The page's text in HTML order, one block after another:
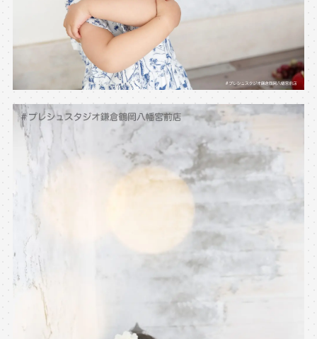
※上記アドレスは総合窓口となります
[営業時間] 9:00～17:00
[定休日] 土日祝日
マイページへログインする
無料会員登録はこちら